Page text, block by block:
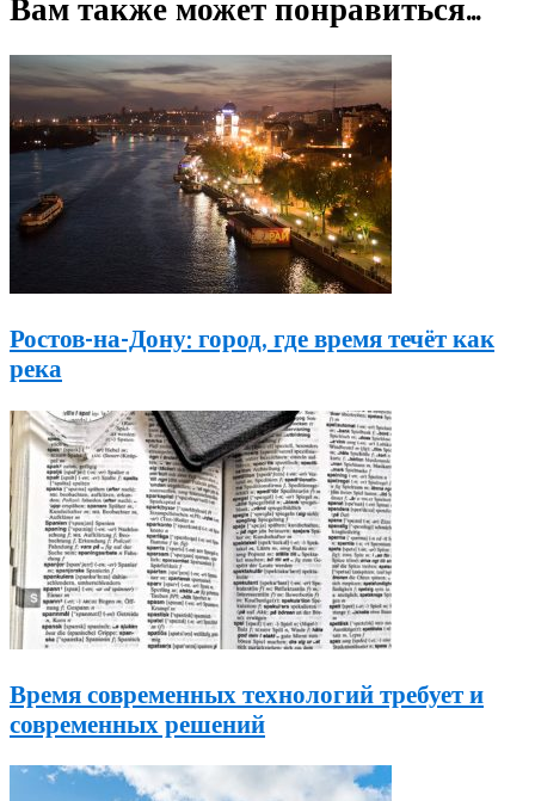
Вам также может понравиться...
Ростов-на-Дону: город, где время течёт как
река
Время современных технологий требует и
современных решений